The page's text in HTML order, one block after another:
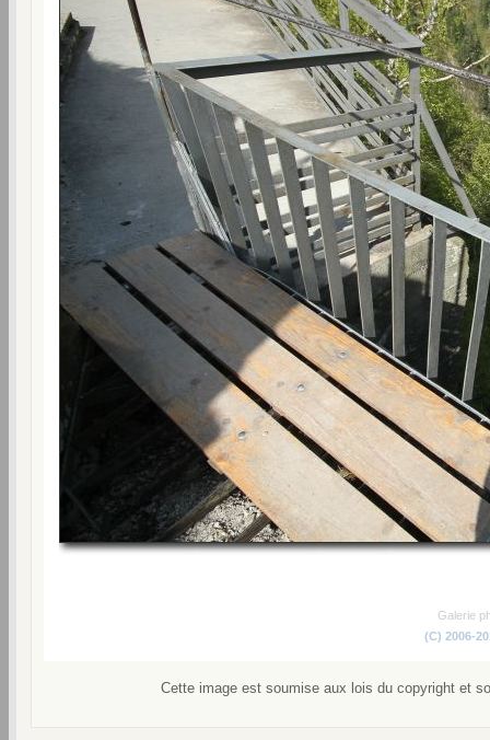
Galerie
(C) 2006-
Cette image est soumise aux lois du copyright et